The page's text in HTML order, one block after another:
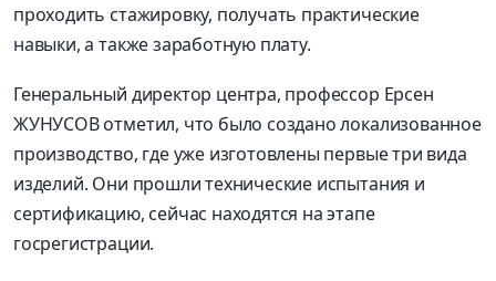
проходить стажировку, получать практические
навыки, а также заработную плату.
Генеральный директор центра, профессор Ерсен
ЖУНУСОВ отметил, что было создано локализованное
производство, где уже изготовлены первые три вида
изделий. Они прошли технические испытания и
сертификацию, сейчас находятся на этапе
госрегистрации.